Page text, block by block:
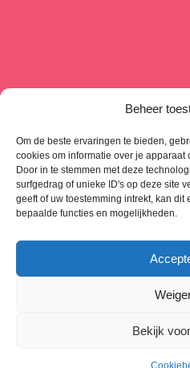
Beheer
Om de beste ervaringen te bieden,
cookies om informatie over je apparaat
Door in te stemmen met deze
surfgedrag of unieke ID's op deze site
geeft of uw toestemming intrekt, kan
bepaalde functies en mogelijkheden.
Bekijk
professionele